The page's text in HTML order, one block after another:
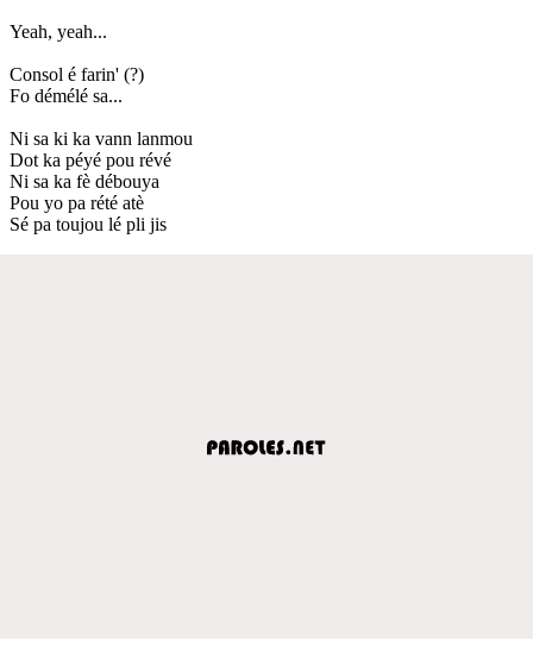
Yeah, yeah...
Consol é farin' (?)
Fo démélé sa...
Ni sa ki ka vann lanmou
Dot ka péyé pou révé
Ni sa ka fè débouya
Pou yo pa rété atè
Sé pa toujou lé pli jis